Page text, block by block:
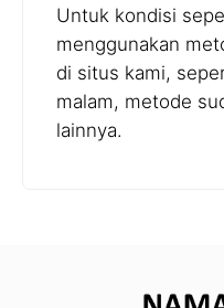
Untuk kondisi
menggunakan
di situs kami,
malam, metode
lainnya.